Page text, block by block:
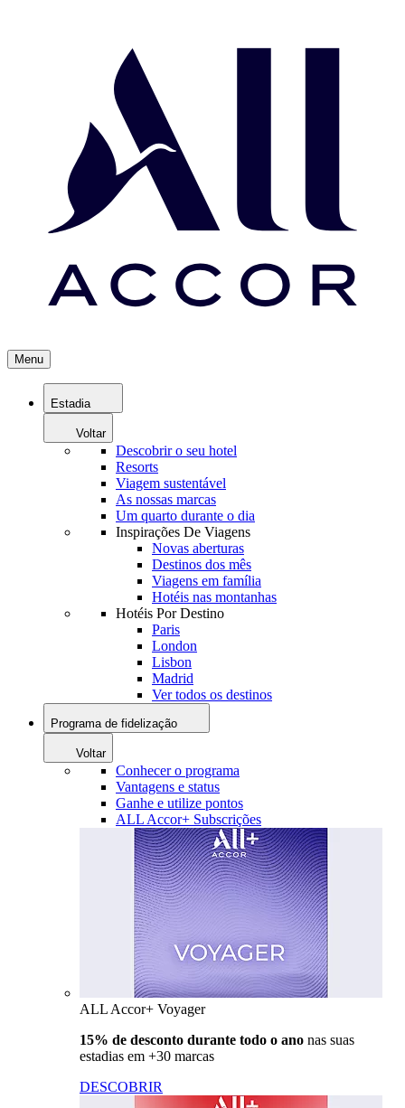
Menu
Estadia
Voltar
Descobrir o seu hotel
Resorts
Viagem sustentável
As nossas marcas
Um quarto durante o dia
Inspirações De Viagens
Novas aberturas
Destinos dos mês
Viagens em família
Hotéis nas montanhas
Hotéis Por Destino
Paris
London
Lisbon
Madrid
Ver todos os destinos
Programa de fidelização
Voltar
Conhecer o programa
Vantagens e status
Ganhe e utilize pontos
ALL Accor+ Subscrições
ALL Accor+ Voyager
15% de desconto durante todo o ano nas suas
estadias em +30 marcas
DESCOBRIR